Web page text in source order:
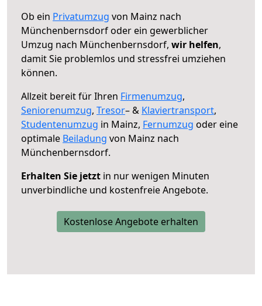
Ob ein Privatumzug von Mainz nach
Münchenbernsdorf oder ein gewerblicher
Umzug nach Münchenbernsdorf, wir helfen,
damit Sie problemlos und stressfrei umziehen
können.
Allzeit bereit für Ihren Firmenumzug,
Seniorenumzug, Tresor– & Klaviertransport,
Studentenumzug in Mainz, Fernumzug oder eine
optimale Beiladung von Mainz nach
Münchenbernsdorf.
Erhalten Sie jetzt in nur wenigen Minuten
unverbindliche und kostenfreie Angebote.
Kostenlose Angebote erhalten